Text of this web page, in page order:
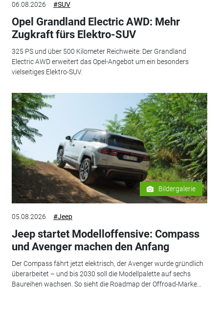
06.08.2026 #SUV
Opel Grandland Electric AWD: Mehr
Zugkraft fürs Elektro-SUV
325 PS und über 500 Kilometer Reichweite: Der Grandland
Electric AWD erweitert das Opel-Angebot um ein besonders
vielseitiges Elektro-SUV.
Bildergalerie
05.08.2026 #Jeep
Jeep startet Modelloffensive: Compass
und Avenger machen den Anfang
Der Compass fährt jetzt elektrisch, der Avenger wurde gründlich
überarbeitet – und bis 2030 soll die Modellpalette auf sechs
Baureihen wachsen. So sieht die Roadmap der Offroad-Marke...